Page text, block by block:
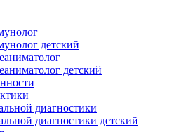
детский
детский
диагностики
диагностики детский